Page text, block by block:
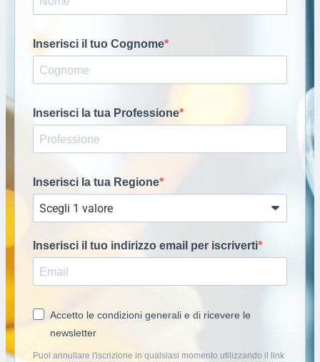
Inserisci il tuo Cognome
Inserisci la tua Professione
Inserisci la tua Regione
Inserisci il tuo indirizzo email per iscriverti
Accetto le condizioni generali e di ricevere le
newsletter
Puoi annullare l'iscrizione in qualsiasi momento utilizzando il link